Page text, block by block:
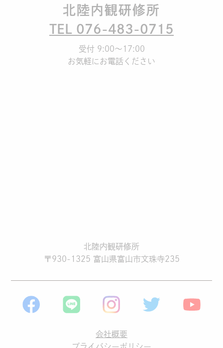
北陸内観研修所
TEL 076-483-0715
受付 9:00～17:00
お気軽にお電話ください
北陸内観研修所
〒930-1325 富山県富山市文珠寺235
会社概要
プライバシーポリシー